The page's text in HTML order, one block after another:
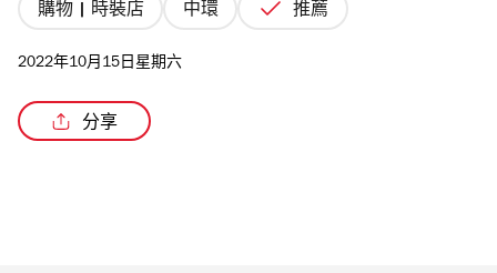
購物 | 時裝店 中環 推薦
2022年10月15日星期六
分享